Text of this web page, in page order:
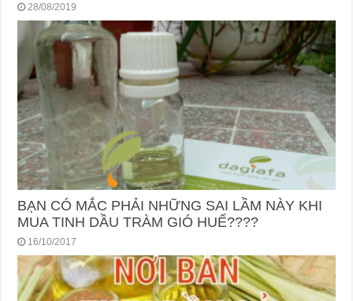
28/08/2019
BẠN CÓ MẮC PHẢI NHỮNG SAI LẦM NÀY KHI
MUA TINH DẦU TRÀM GIÓ HUẾ????
16/10/2017